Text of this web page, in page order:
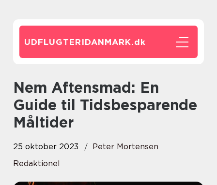
UDFLUGTERIDANMARK.dk
Nem Aftensmad: En
Guide til Tidsbesparende
Måltider
25 oktober 2023
Peter Mortensen
Redaktionel